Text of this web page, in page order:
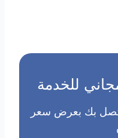
للخدمة
بك بعرض سعر